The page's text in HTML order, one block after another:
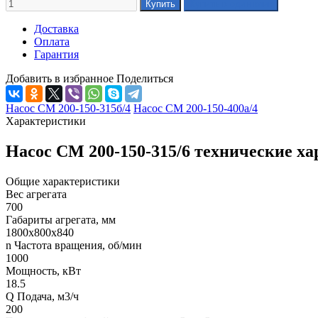
Доставка
Оплата
Гарантия
Добавить в избранное Поделиться
Насос СМ 200-150-315б/4 Насос СМ 200-150-400а/4
Характеристики
Насос СМ 200-150-315/6 технические
Общие характеристики
Вес агрегата
700
Габариты агрегата, мм
1800х800х840
n Частота вращения, об/мин
1000
Мощность, кВт
18.5
Q Подача, м3/ч
200